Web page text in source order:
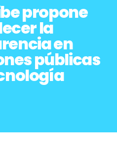
propone
la
en
públicas